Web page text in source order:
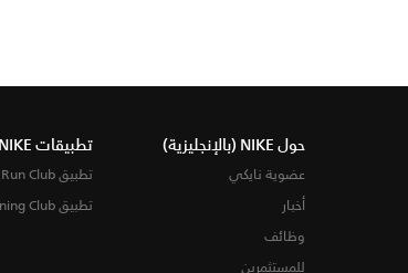
حول NIKE (بالإنجليزية)
عضوية نايكي
أخبار
وظائف
للمستثمرين
تطبيقات NIKE
تطبيق Nike Run Club
تطبيق Nike Training Club